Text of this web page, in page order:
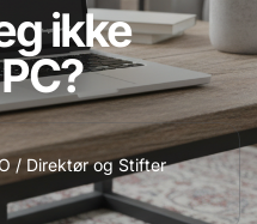
ikke
/ Direktør og Stifter